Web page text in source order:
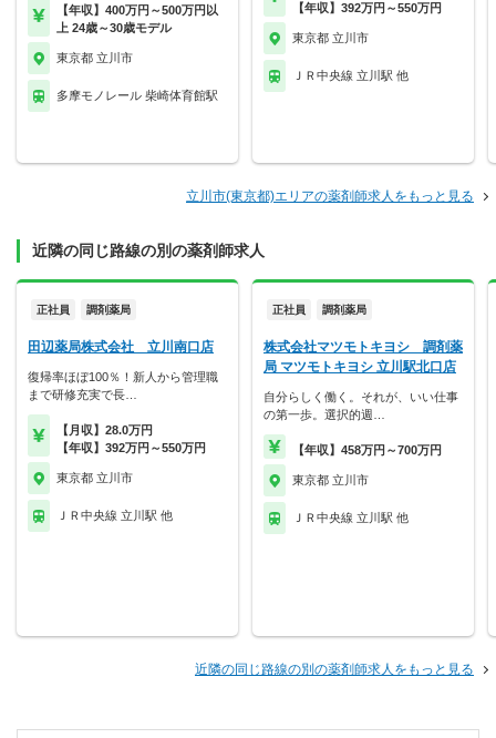
【年収】400万円～500万円以
上 24歳～30歳モデル
東京都 立川市
多摩モノレール 柴崎体育館駅
【年収】392万円～550万円
東京都 立川市
ＪＲ中央線 立川駅 他
立川市(東京都)エリアの薬剤師求人をもっと見る
近隣の同じ路線の別の薬剤師求人
正社員 調剤薬局
田辺薬局株式会社 立川南口店
復帰率ほぼ100％！新人から管理職
まで研修充実で長…
【月収】28.0万円
【年収】392万円～550万円
東京都 立川市
ＪＲ中央線 立川駅 他
正社員 調剤薬局
株式会社マツモトキヨシ 調剤薬
局 マツモトキヨシ 立川駅北口店
自分らしく働く。それが、いい仕事
の第一歩。選択的週…
【年収】458万円～700万円
東京都 立川市
ＪＲ中央線 立川駅 他
近隣の同じ路線の別の薬剤師求人をもっと見る